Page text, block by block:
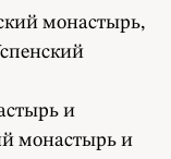
монастырь,
и
монастырь и